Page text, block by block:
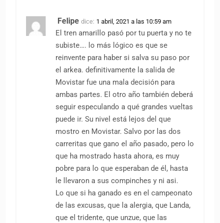
Felipe dice: 1 abril, 2021 a las 10:59 am
El tren amarillo pasó por tu puerta y no te
subiste…. lo más lógico es que se
reinvente para haber si salva su paso por
el arkea. definitivamente la salida de
Movistar fue una mala decisión para
ambas partes. El otro año también deberá
seguir especulando a qué grandes vueltas
puede ir. Su nivel está lejos del que
mostro en Movistar. Salvo por las dos
carreritas que gano el año pasado, pero lo
que ha mostrado hasta ahora, es muy
pobre para lo que esperaban de él, hasta
le llevaron a sus compinches y ni asi.
Lo que si ha ganado es en el campeonato
de las excusas, que la alergia, que Landa,
que el tridente, que unzue, que las